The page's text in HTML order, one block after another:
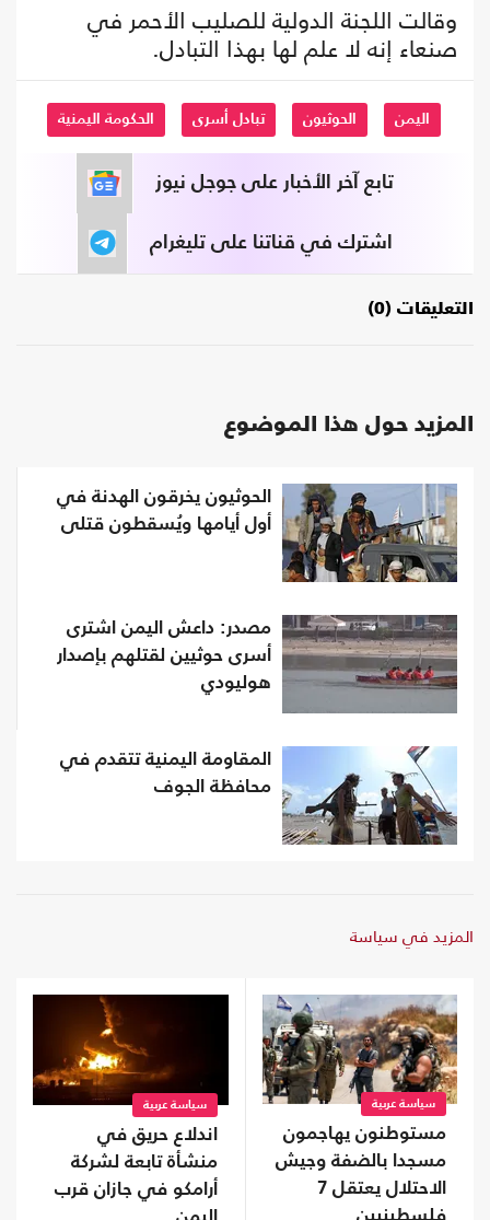
وقالت اللجنة الدولية للصليب الأحمر في
صنعاء إنه لا علم لها بهذا التبادل.
اليمن الحوثيون تبادل أسرى الحكومة اليمنية
تابع آخر الأخبار على جوجل نيوز
اشترك في قناتنا على تليغرام
التعليقات (0)
المزيد حول هذا الموضوع
الحوثيون يخرقون الهدنة في
أول أيامها ويُسقطون قتلى
مصدر: داعش اليمن اشترى
أسرى حوثيين لقتلهم بإصدار
هوليودي
المقاومة اليمنية تتقدم في
محافظة الجوف
المزيد في سياسة
سياسة عربية
مستوطنون يهاجمون
مسجدا بالضفة وجيش
الاحتلال يعتقل 7
فلسطينيين
سياسة عربية
اندلاع حريق في
منشأة تابعة لشركة
أرامكو في جازان قرب